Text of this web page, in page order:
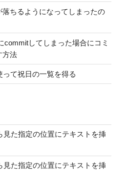
ちるようになってしまったの
commitしてしまった場合にコミ
方法
て祝日の一覧を得る
見た指定の位置にテキストを挿
見た指定の位置にテキストを挿